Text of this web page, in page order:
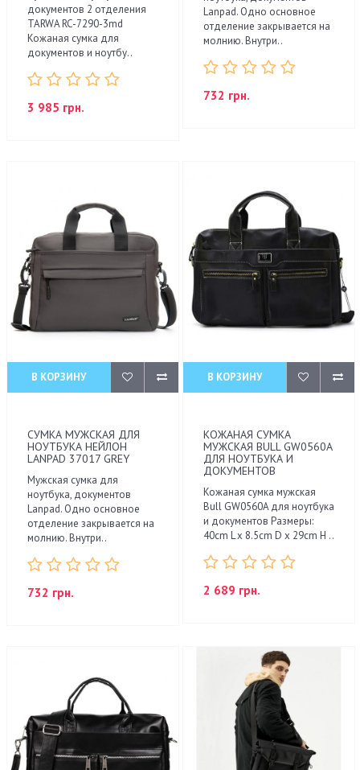
документов 2 отделения
TARWA RC-7290-3md
Кожаная сумка для
документов и ноутбу..
3 985 грн.
Lanpad. Одно основное
отделение закрывается на
молнию. Внутри..
732 грн.
В КОРЗИНУ
СУМКА МУЖСКАЯ ДЛЯ
НОУТБУКА НЕЙЛОН
LANPAD 37017 GREY
Мужская сумка для
ноутбука, документов
Lanpad. Одно основное
отделение закрывается на
молнию. Внутри..
732 грн.
В КОРЗИНУ
КОЖАНАЯ СУМКА
МУЖСКАЯ BULL GW0560A
ДЛЯ НОУТБУКА И
ДОКУМЕНТОВ
Кожаная сумка мужская
Bull GW0560A для ноутбука
и документов Размеры:
40cm L x 8.5cm D x 29cm H ..
2 689 грн.